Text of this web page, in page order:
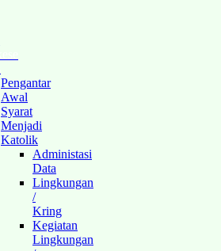
Pengantar
Awal
Syarat
Menjadi
Katolik
Administasi
Data
Lingkungan
/
Kring
Kegiatan
Lingkungan